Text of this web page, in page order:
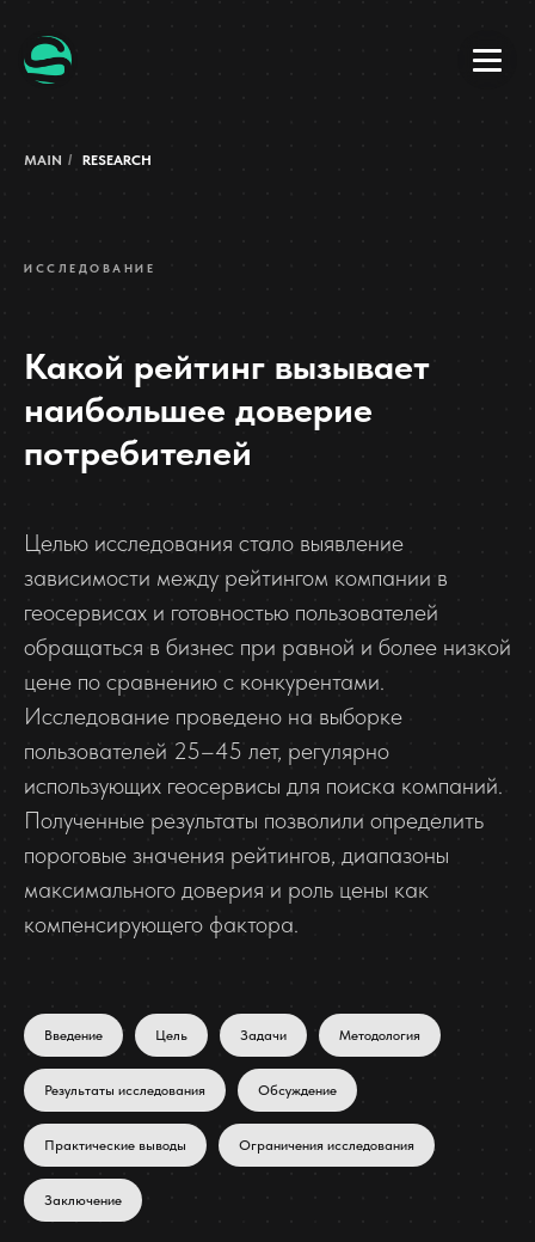
MAIN / RESEARCH
ИССЛЕДОВАНИЕ
Какой рейтинг вызывает
наибольшее доверие
потребителей
Целью исследования стало выявление
зависимости между рейтингом компании в
геосервисах и готовностью пользователей
обращаться в бизнес при равной и более низкой
цене по сравнению с конкурентами.
Исследование проведено на выборке
пользователей 25–45 лет, регулярно
использующих геосервисы для поиска компаний.
Полученные результаты позволили определить
пороговые значения рейтингов, диапазоны
максимального доверия и роль цены как
компенсирующего фактора.
Введение Цель Задачи Методология
Результаты исследования Обсуждение
Практические выводы Ограничения исследования
Заключение